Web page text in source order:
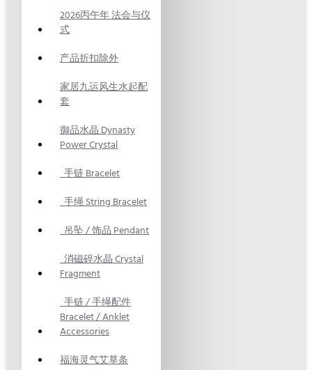
2026丙午年 法会与仪
式
产品折扣除外
家居九运风生水起配
套
御品水晶 Dynasty
Power Crystal
手链 Bracelet
手绳 String Bracelet
吊坠 / 饰品 Pendant
消磁碎水晶 Crystal
Fragment
手链 / 手绳配件
Bracelet / Anklet
Accessories
福海灵气艾草条